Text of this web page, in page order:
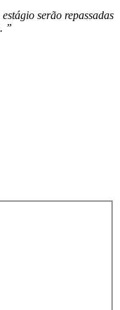
serão repassadas
”